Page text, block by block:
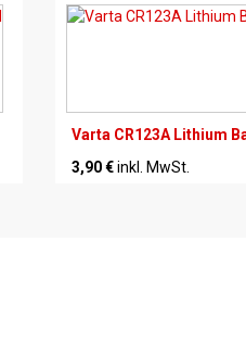
Varta CR123A Lithium
3,90 €inkl. MwSt.